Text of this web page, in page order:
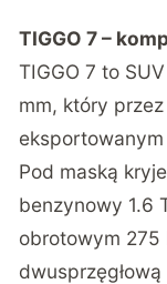
TIGGO 7 –
TIGGO 7 to
mm, który
Pod maską
benzynowy 1.6
obrotowym 275